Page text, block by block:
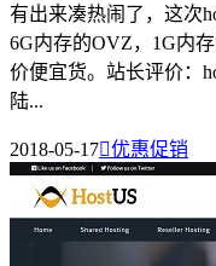
有出来凑热闹了，这次
6G内存的OVZ，1G内
价便宜货。站长评价：
陆...
2018-05-17优惠促销